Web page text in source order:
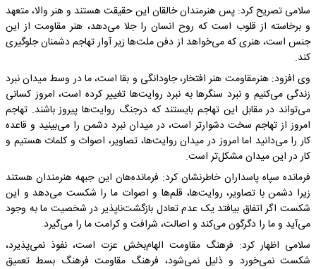
سلامی تصریح کرد: پس هنرمندان‌ خالقان ‌این‌ حقیقت هستند و هنر والا، متعهد
و برخاسته از قلوب است که روح انسان را جلا می‌دهد، هنر مقاومت از این
جنس است، هنری که می‌خواهد از دفن ‌ملت‌ها زیر آوار تهاجم دشمنان ‌جلوگیری
کند.
وی افزود: هنرمقاومت هنر افتخار، جاودانگی و بقا است، ما در وسط میدان نبرد
‌زندگی می‌کنیم و نبرد سنگرها به نبرد روایت‌ها تغییر کرده است، امروز کسانی
می‌تواند در مقابل این تهاجم بایستند که درجنگ روایت‌ها پیروز باشند. تهاجم
امروز از تهاجم سخت دشوارتر است، در میدان‌ نبرد دشمن‌ را می‌بینید و قاعده
کار را می‌دانید ‌اما امروز در میدان روایت‌ها، تصاویر، اصوات ‌و کلمات هستیم‌ و
کار در این میدان مشکل‌تر است.
فرمانده سپاه پاسداران خاطرنشان کرد: ‌فرمانده‌هان‌ این ‌جبهه هنرمندان‌ هستند
زیرا دشمن‌ با تصاویر، روایت‌ها، قلم‌ها و اصوات ما را شکست می‌دهد و این‌
شکست اگر اتفاق بیافتد یک عدم تعادل بازگشت‌ناپذیر در شخصیت ما به وجود
می‌آید و ما را دگرگون‌ می‌کند ‌و ‌اصالت، شرافت و کرامت ما را می‌گیرد.
سلامی اظهار کرد: فرهنگ مقاومت الهام‌بخش عزت است، نفوذ نمی‌پذیرد،
شکست نمی‌خورد و ذلیل نمی‌شود، فرهنگ‌ مقاومت فرهنگ بسط تعمیق